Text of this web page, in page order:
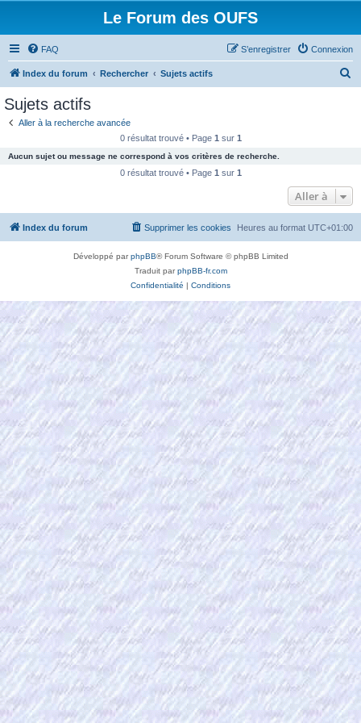
Le Forum des OUFS
FAQ Connexion
S’enregistrer
Index du forum Rechercher Sujets actifs
c
e
Sujets actifs
Aller à la recherche avancée
0 résultat trouvé • Page 1 sur 1
Aucun sujet ou message ne correspond à vos critères de recherche.
0 résultat trouvé • Page 1 sur 1
Aller à
Index du forum Heures au format UTC+01:00
Supprimer les cookies
Développé parphpBB® Forum Software © phpBB Limited
Traduit parphpBB-fr.com
Confidentialité | Conditions